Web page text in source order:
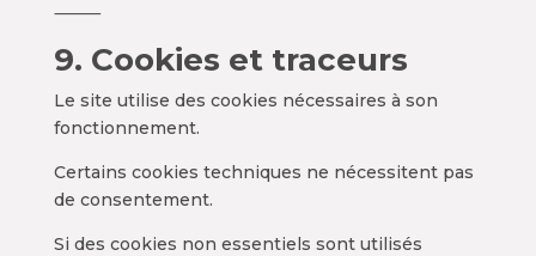
⸻
9. Cookies et traceurs
Le site utilise des cookies nécessaires à son
fonctionnement.
Certains cookies techniques ne nécessitent pas
de consentement.
Si des cookies non essentiels sont utilisés